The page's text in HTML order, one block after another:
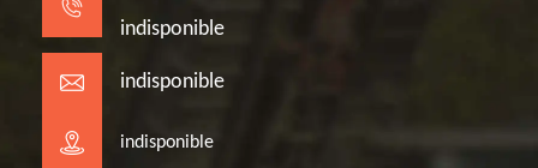
indisponible
indisponible
indisponible